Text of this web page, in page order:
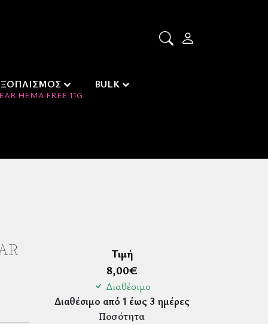
BULK
HEMA FREE 11G
Τιμή
8,00€
Διαθέσιμο
Διαθέσιμο από 1 έως 3 ημέρες
Ποσότητα